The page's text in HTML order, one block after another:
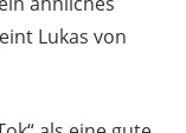
Lukas von